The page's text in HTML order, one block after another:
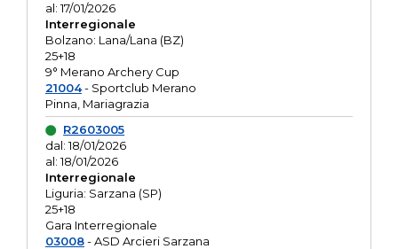
al: 17/01/2026
Interregionale
Bolzano: Lana/Lana (BZ)
25+18
9° Merano Archery Cup
21004- Sportclub Merano
Pinna, Mariagrazia
R2603005
dal: 18/01/2026
al: 18/01/2026
Interregionale
Liguria: Sarzana (SP)
25+18
Gara Interregionale
03008- ASD Arcieri Sarzana